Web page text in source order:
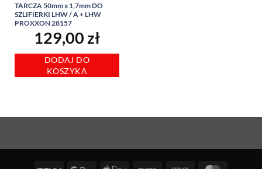
TARCZA 50mm x 1,7mm DO
SZLIFIERKI LHW / A + LHW
PROXXON 28157
129,00 zł
DODAJ DO
KOSZYKA